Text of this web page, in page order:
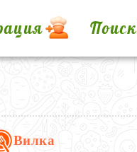
Поиск
Вилка